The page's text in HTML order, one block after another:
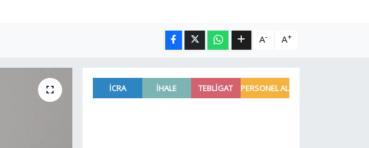
A- A+